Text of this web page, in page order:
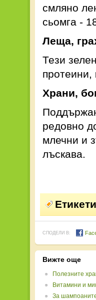
смляно
сьомга -
Леща,
Тези
протеини,
Храни,
редовно
млечни и
лъскава.
СПОДЕЛИ В:
Вижте още
Полезните
Витамини и
За